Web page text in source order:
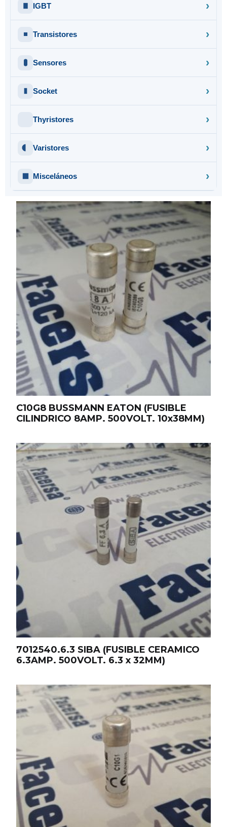
IGBT
Transistores
Sensores
Socket
Thyristores
Varistores
Misceláneos
C10G8 BUSSMANN EATON (FUSIBLE
CILINDRICO 8AMP. 500VOLT. 10x38MM)
7012540.6.3 SIBA (FUSIBLE CERAMICO
6.3AMP. 500VOLT. 6.3 x 32MM)